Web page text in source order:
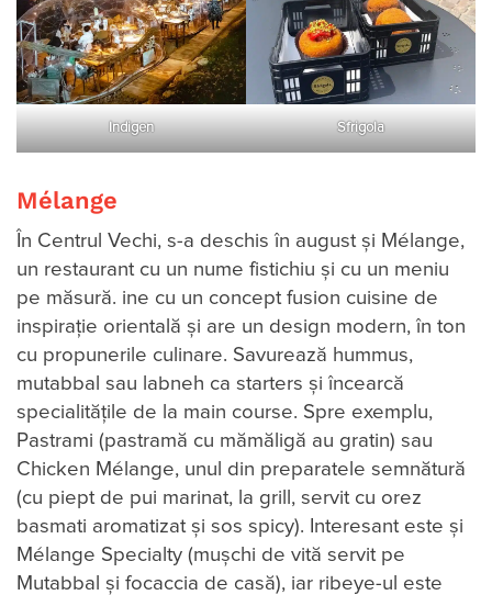
Indigen Sfrigola
Mélange
În Centrul Vechi, s-a deschis în august şi Mélange,
un restaurant cu un nume fistichiu şi cu un meniu
pe măsură. ine cu un concept fusion cuisine de
inspirație orientală și are un design modern, în ton
cu propunerile culinare. Savurează hummus,
mutabbal sau labneh ca starters și încearcă
specialitățile de la main course. Spre exemplu,
Pastrami (pastramă cu mămăligă au gratin) sau
Chicken Mélange, unul din preparatele semnătură
(cu piept de pui marinat, la grill, servit cu orez
basmati aromatizat și sos spicy). Interesant este și
Mélange Specialty (mușchi de vită servit pe
Mutabbal și focaccia de casă), iar ribeye-ul este